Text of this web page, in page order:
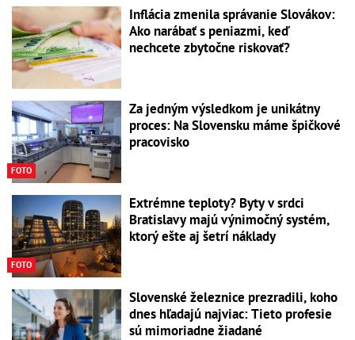
Inflácia zmenila správanie Slovákov:
Ako narábať s peniazmi, keď
nechcete zbytočne riskovať?
FOTO
Za jedným výsledkom je unikátny
proces: Na Slovensku máme špičkové
pracovisko
FOTO
Extrémne teploty? Byty v srdci
Bratislavy majú výnimočný systém,
ktorý ešte aj šetrí náklady
Slovenské železnice prezradili, koho
dnes hľadajú najviac: Tieto profesie
sú mimoriadne žiadané